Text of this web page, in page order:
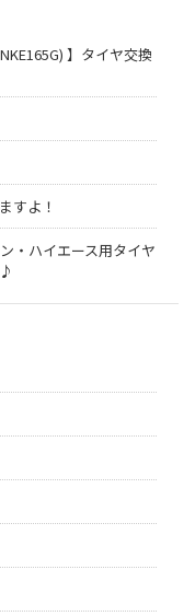
】タイヤ交換
すよ！
・ハイエース用タイヤ